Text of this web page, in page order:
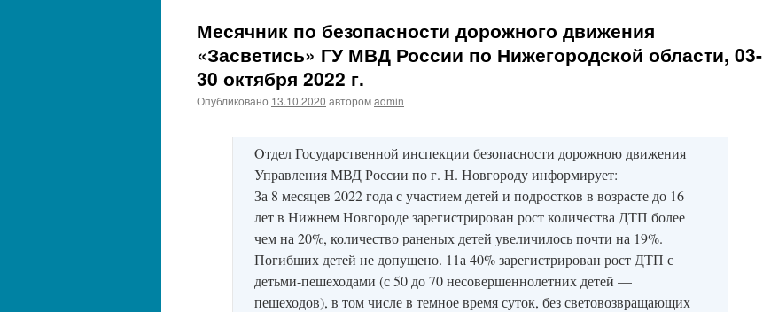
Месячник по безопасности дорожного движения
«Засветись» ГУ МВД России по Нижегородской области, 03-
30 октября 2022 г.
Опубликовано 13.10.2020 авторомadmin
Oтдел Государственной инспекции безопасности дорожною движения
Управления МВД России по г. Н. Новгороду информирует:
За 8 месяцев 2022 года с участием детей и подростков в возрасте до 16
лет в Нижнем Новгороде зарегистрирован рост количества ДТП более
чем на 20%, количество раненых детей увеличилось почти на 19%.
Погибших детей не допущено. 11а 40% зарегистрирован рост ДТП с
детьми-пешеходами (с 50 до 70 несовершеннолетних детей —
пешеходов), в том числе в темное время суток, без световозвращающих